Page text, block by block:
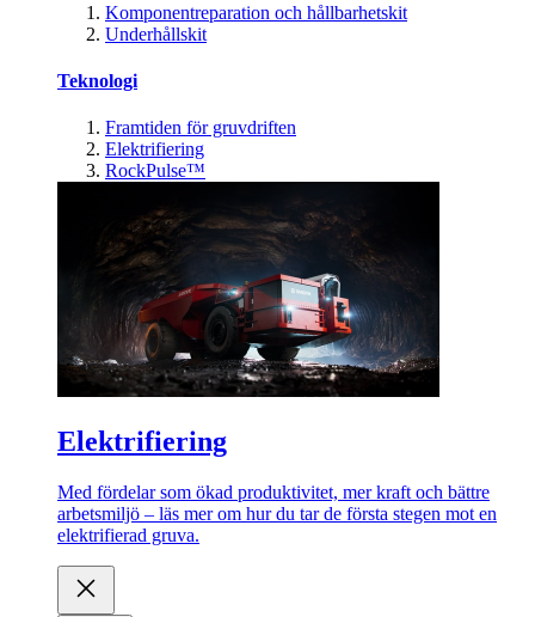
Komponentreparation och hållbarhetskit
Underhållskit
Teknologi
Framtiden för gruvdriften
Elektrifiering
RockPulse™
Elektrifiering
Med fördelar som ökad produktivitet, mer kraft och bättre
arbetsmiljö – läs mer om hur du tar de första stegen mot en
elektrifierad gruva.